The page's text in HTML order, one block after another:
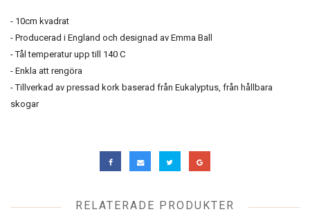
- 10cm kvadrat
- Producerad i England och designad av Emma Ball
- Tål temperatur upp till 140 C
- Enkla att rengöra
- Tillverkad av pressad kork baserad från Eukalyptus, från hållbara
skogar
RELATERADE PRODUKTER